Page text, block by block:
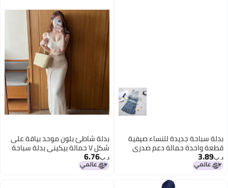
بدلة سباحة جديدة للنساء صيفية
قطعة واحدة حمالة دعم صدري
صغير دعم فولاذي مظهر أنيق
يغطي البطن نحيف مثير بدلة سباحة
د.ب‏3.89
بدلة شاطئ بلون موحد بياقة على
شكل V حمالة بيكيني بدلة سباحة
شق الفخذ بلوزة بيكيني
د.ب‏6.76